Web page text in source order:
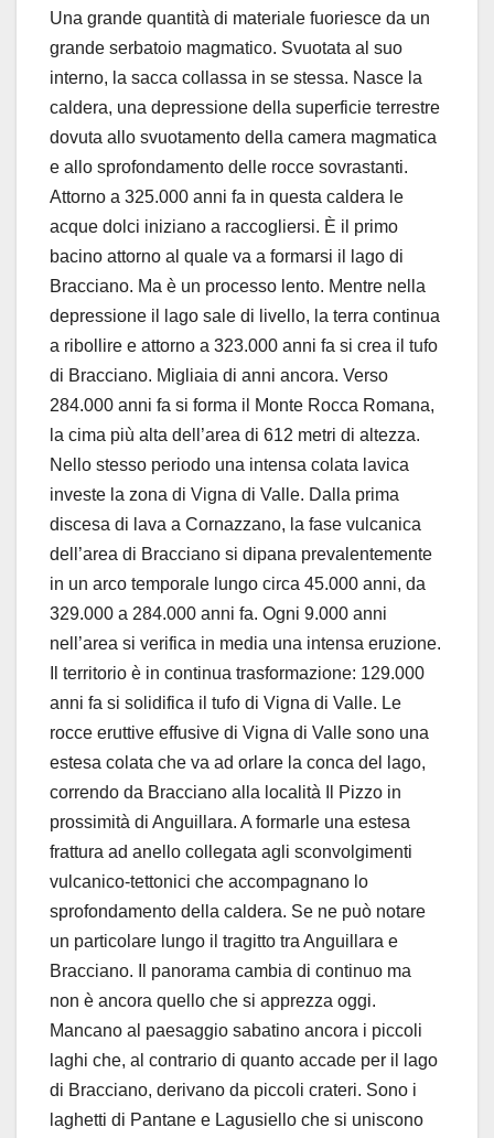
Una grande quantità di materiale fuoriesce da un
grande serbatoio magmatico. Svuotata al suo
interno, la sacca collassa in se stessa. Nasce la
caldera, una depressione della superficie terrestre
dovuta allo svuotamento della camera magmatica
e allo sprofondamento delle rocce sovrastanti.
Attorno a 325.000 anni fa in questa caldera le
acque dolci iniziano a raccogliersi. È il primo
bacino attorno al quale va a formarsi il lago di
Bracciano. Ma è un processo lento. Mentre nella
depressione il lago sale di livello, la terra continua
a ribollire e attorno a 323.000 anni fa si crea il tufo
di Bracciano. Migliaia di anni ancora. Verso
284.000 anni fa si forma il Monte Rocca Romana,
la cima più alta dell’area di 612 metri di altezza.
Nello stesso periodo una intensa colata lavica
investe la zona di Vigna di Valle. Dalla prima
discesa di lava a Cornazzano, la fase vulcanica
dell’area di Bracciano si dipana prevalentemente
in un arco temporale lungo circa 45.000 anni, da
329.000 a 284.000 anni fa. Ogni 9.000 anni
nell’area si verifica in media una intensa eruzione.
Il territorio è in continua trasformazione: 129.000
anni fa si solidifica il tufo di Vigna di Valle. Le
rocce eruttive effusive di Vigna di Valle sono una
estesa colata che va ad orlare la conca del lago,
correndo da Bracciano alla località Il Pizzo in
prossimità di Anguillara. A formarle una estesa
frattura ad anello collegata agli sconvolgimenti
vulcanico-tettonici che accompagnano lo
sprofondamento della caldera. Se ne può notare
un particolare lungo il tragitto tra Anguillara e
Bracciano. Il panorama cambia di continuo ma
non è ancora quello che si apprezza oggi.
Mancano al paesaggio sabatino ancora i piccoli
laghi che, al contrario di quanto accade per il lago
di Bracciano, derivano da piccoli crateri. Sono i
laghetti di Pantane e Lagusiello che si uniscono